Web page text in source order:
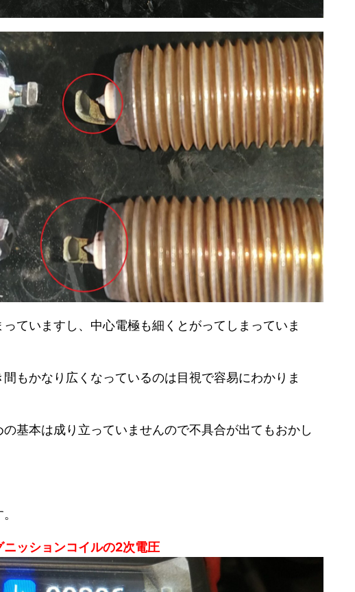
ていますし、中心電極も細くとがってしまっていま
もかなり広くなっているのは目視で容易にわかりま
基本は成り立っていませんので不具合が出てもおかし
ッションコイルの2次電圧